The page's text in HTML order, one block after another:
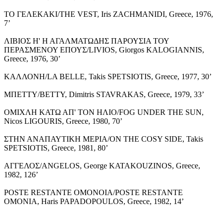
ΤΟ ΓΕΛΕΚΑΚΙ/THE VEST, Iris ZACHMANIDI, Greece, 1976,
7’
ΛΙΒΙΟΣ Η' Η ΑΓΑΛΜΑΤΩΔΗΣ ΠΑΡΟΥΣΙΑ ΤΟΥ
ΠΕΡΑΣΜΕΝΟΥ ΕΠΟΥΣ/LIVIOS, Giorgos KALOGIANNIS,
Greece, 1976, 30’
ΚΑΛΛΟΝΗ/LA BELLE, Takis SPETSIOTIS, Greece, 1977, 30’
ΜΠΕΤΤΥ/BETTY, Dimitris STAVRAKAS, Greece, 1979, 33’
ΟΜΙΧΛΗ ΚΑΤΩ ΑΠ' ΤΟΝ ΗΛΙΟ/FOG UNDER THE SUN,
Nicos LIGOURIS, Greece, 1980, 70’
ΣΤΗΝ ΑΝΑΠΑΥΤΙΚΗ ΜΕΡΙΑ/ON THE COSY SIDE, Takis
SPETSIOTIS, Greece, 1981, 80’
ΑΓΓΕΛΟΣ/ANGELOS, George KATAKOUZINOS, Greece,
1982, 126’
POSTE RESTANTE ΟΜΟΝΟΙΑ/POSTE RESTANTE
OMONIA, Haris PAPADOPOULOS, Greece, 1982, 14’